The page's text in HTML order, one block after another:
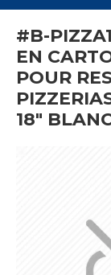
#B-
EN
POUR
18"